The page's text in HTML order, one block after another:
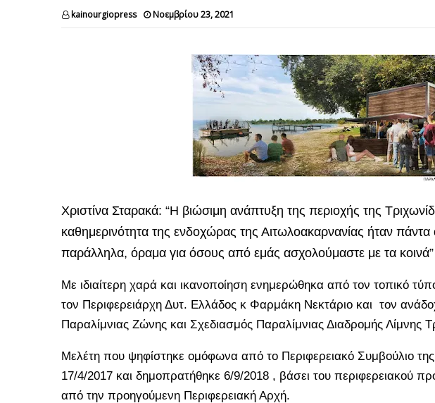
kainourgiopress Νοεμβρίου 23, 2021
Χριστίνα Σταρακά: “Η βιώσιμη ανάπτυξη της περιοχής της
καθημερινότητα της ενδοχώρας της Αιτωλοακαρνανίας ήταν πάντα
παράλληλα, όραμα για όσους από εμάς ασχολούμαστε με τα κοινά”
Με ιδιαίτερη χαρά και ικανοποίηση ενημερώθηκα από τον τοπικό
τον Περιφερειάρχη Δυτ. Ελλάδος κ Φαρμάκη Νεκτάριο και τον
Παραλίμνιας Ζώνης και Σχεδιασμός Παραλίμνιας Διαδρομής Λίμνης
Μελέτη που ψηφίστηκε ομόφωνα από το Περιφερειακό Συμβούλιο της
17/4/2017 και δημοπρατήθηκε 6/9/2018 , βάσει του περιφερειακού
από την προηγούμενη Περιφερειακή Αρχή.